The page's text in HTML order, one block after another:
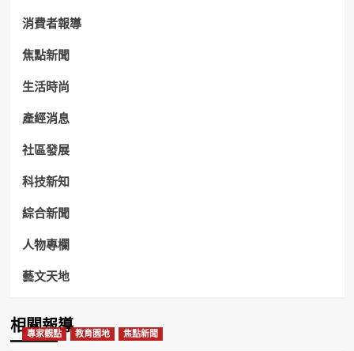
消費者報導
焦點新聞
生活時尚
產經消息
社區發展
科技新知
綜合新聞
人物專欄
藝文天地
相關報導
專家觀點 教育園地 焦點新聞